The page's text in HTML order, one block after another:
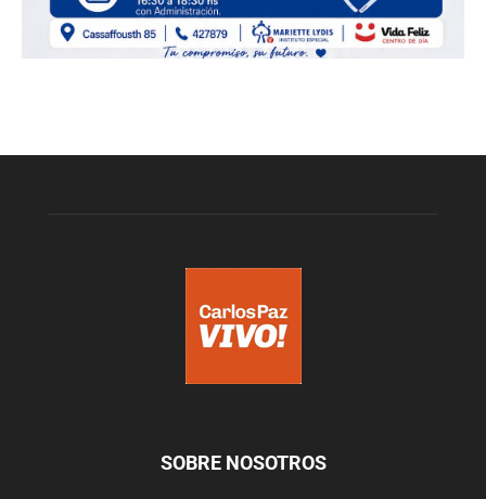
SOBRE NOSOTROS